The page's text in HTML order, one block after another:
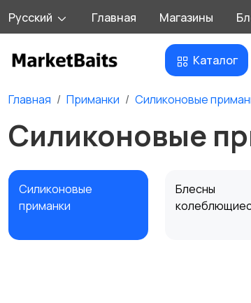
Русский Главная Магазины
Каталог
Главная Приманки Силиконовые
Силиконовые
Силиконовые
приманки
Блесны